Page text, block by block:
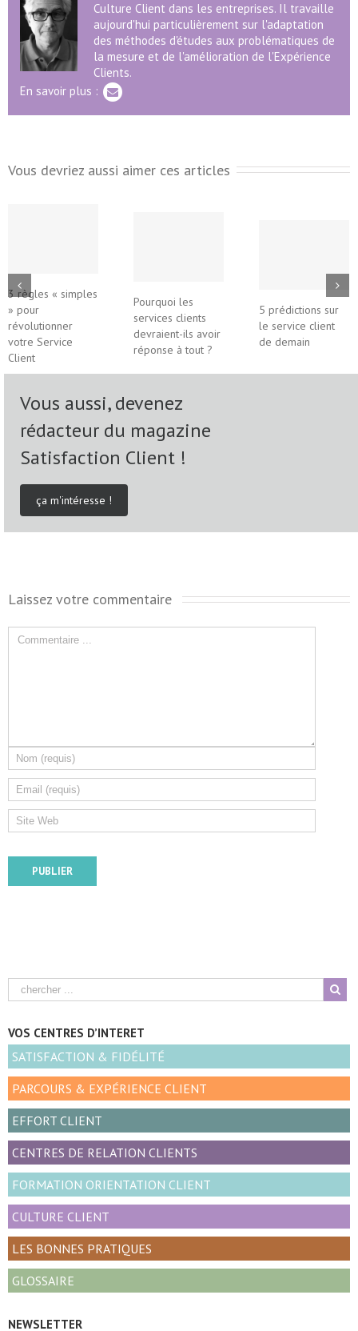
Culture Client dans les entreprises. Il travaille
aujourd'hui particulièrement sur l'adaptation
des méthodes d'études aux problématiques de
la mesure et de l'amélioration de l'Expérience
Clients.
En savoir plus :
Vous devriez aussi aimer ces articles
3 règles « simples
» pour
révolutionner
votre Service
Client
Pourquoi les
services clients
devraient-ils avoir
réponse à tout ?
5 prédictions sur
le service client
de demain
Vous aussi, devenez
rédacteur du magazine
Satisfaction Client !
ça m'intéresse !
Laissez votre commentaire
VOS CENTRES D’INTERET
SATISFACTION & FIDÉLITÉ
PARCOURS & EXPÉRIENCE CLIENT
EFFORT CLIENT
CENTRES DE RELATION CLIENTS
FORMATION ORIENTATION CLIENT
CULTURE CLIENT
LES BONNES PRATIQUES
GLOSSAIRE
NEWSLETTER